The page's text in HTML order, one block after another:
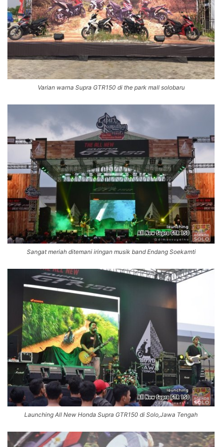
Varian warna Supra GTR150 di the park mall solobaru
Sangat meriah ditemani iringan musik band Endang Soekamti
Launching All New Honda Supra GTR150 di Solo,Jawa Tengah